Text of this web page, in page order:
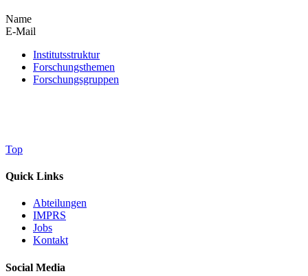
Name
E-Mail
Institutsstruktur
Forschungsthemen
Forschungsgruppen
Top
Quick Links
Abteilungen
IMPRS
Jobs
Kontakt
Social Media